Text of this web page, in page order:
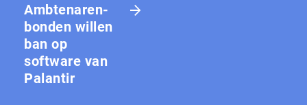
Amb­te­na­ren­
bon­den willen
ban op
software van
Palantir